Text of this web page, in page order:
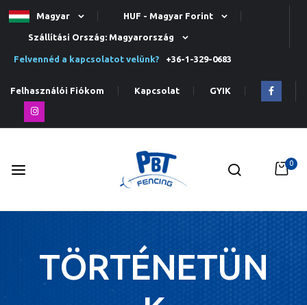
Magyar HUF - Magyar Forint
Szállítási Ország: Magyarország
Felvennéd a kapcsolatot velünk? +36-1-329-0683
Felhasználói Fiókom Kapcsolat GYIK
0
TÖRTÉNETÜN